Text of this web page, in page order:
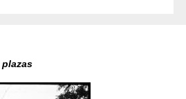
plazas